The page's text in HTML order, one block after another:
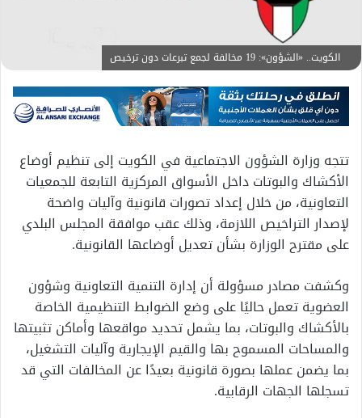
الكويت.. «الشؤون»: 19 مخالفة لجمع تبرعات دون ترخيص
تتجه وزارة الشؤون الاجتماعية في الكويت إلى تنظيم أوضاع
الأكشاك والبوتات داخل الأسواق المركزية التابعة للجمعيات
التعاونية، من خلال إعداد تصورات قانونية وآليات واضحة
لإصدار التراخيص اللازمة، وذلك عقب موافقة المجلس البلدي
على مقترح الوزارة بشأن تعديل أوضاعها القانونية.
وكشفت مصادر مسؤولة أن إدارة التنمية التعاونية وشؤون
العضوية تعمل حاليًا على وضع الضوابط التنظيمية الخاصة
بالأكشاك والبوتات، بما يشمل تحديد مواقعها وأماكن تثبيتها
والمساحات المسموح بها والقيم الإيجارية وآليات التشغيل،
بما يضمن عملها بصورة قانونية بعيدًا عن المخالفات التي قد
تسجلها الجهات الرقابية.